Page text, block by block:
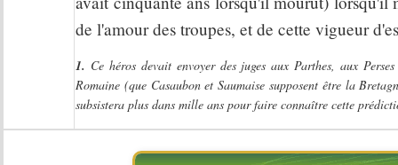
de l'amour des troupes, et de cette vigueur
1. Ce héros devait envoyer des juges aux Parthes, aux
Romaine (que Casaubon et Saumaise supposent être la
subsistera plus dans mille ans pour faire connaître cette